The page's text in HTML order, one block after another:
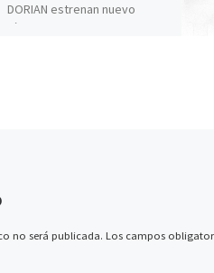
DORIAN estrenan nuevo
vídeo de lo que es su nuevo
no será publicada. Los campos